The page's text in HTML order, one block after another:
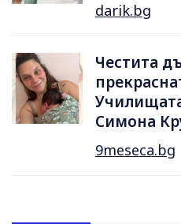
darik.bg
Честита
Симона
9meseca.bg